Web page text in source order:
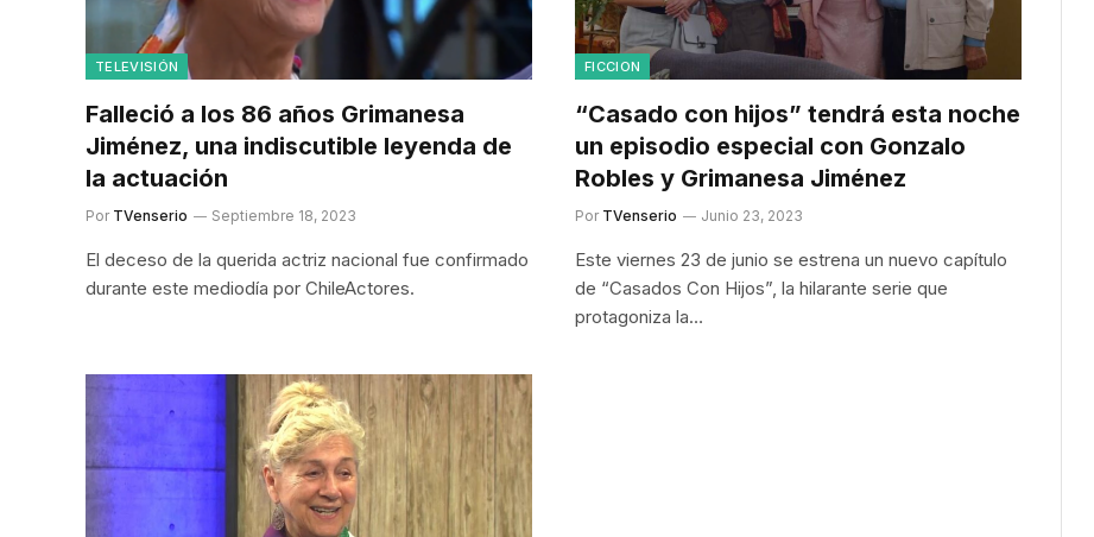
TELEVISIÓN
Falleció a los 86 años Grimanesa
Jiménez, una indiscutible leyenda de
la actuación
Por TVenserio Septiembre 18, 2023
El deceso de la querida actriz nacional fue confirmado
durante este mediodía por ChileActores.
FICCION
“Casado con hijos” tendrá esta noche
un episodio especial con Gonzalo
Robles y Grimanesa Jiménez
Por TVenserio Junio 23, 2023
Este viernes 23 de junio se estrena un nuevo capítulo
de “Casados Con Hijos”, la hilarante serie que
protagoniza la…